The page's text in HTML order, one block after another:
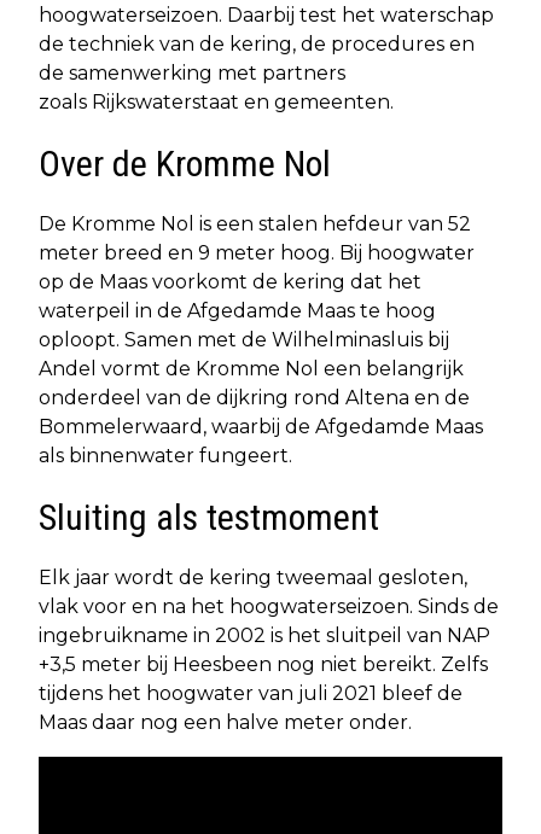
hoogwaterseizoen. Daarbij test het waterschap
de techniek van de kering, de procedures en
de samenwerking met partners
zoals Rijkswaterstaat en gemeenten.
Over de Kromme Nol
De Kromme Nol is een stalen hefdeur van 52
meter breed en 9 meter hoog. Bij hoogwater
op de Maas voorkomt de kering dat het
waterpeil in de Afgedamde Maas te hoog
oploopt. Samen met de Wilhelminasluis bij
Andel vormt de Kromme Nol een belangrijk
onderdeel van de dijkring rond Altena en de
Bommelerwaard, waarbij de Afgedamde Maas
als binnenwater fungeert.
Sluiting als testmoment
Elk jaar wordt de kering tweemaal gesloten,
vlak voor en na het hoogwaterseizoen. Sinds de
ingebruikname in 2002 is het sluitpeil van NAP
+3,5 meter bij Heesbeen nog niet bereikt. Zelfs
tijdens het hoogwater van juli 2021 bleef de
Maas daar nog een halve meter onder.